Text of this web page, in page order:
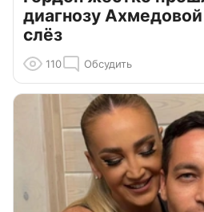
диагнозу
слёз
110 Обсудить